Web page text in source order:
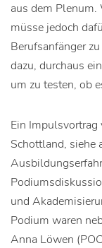
aus dem Plenum.
müsse jedoch
Berufsanfänger
dazu, durchaus
um zu testen, ob
Ein Impulsvortrag
Schottland, siehe
und
Podium waren
Anna Löwen